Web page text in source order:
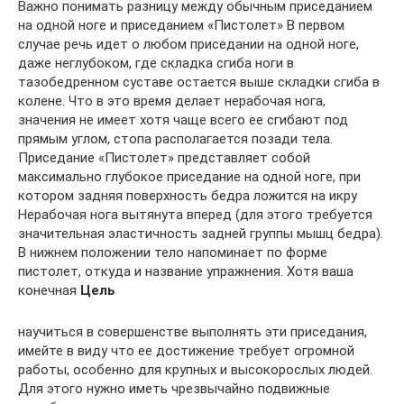
Важно понимать разницу между обычным приседанием
на одной ноге и приседанием «Пистолет» В первом
случае речь идет о любом приседании на одной ноге,
даже неглубоком, где складка сгиба ноги в
тазобедренном суставе остается выше складки сгиба в
колене. Что в это время делает нерабочая нога,
значения не имеет хотя чаще всего ее сгибают под
прямым углом, стопа располагается позади тела.
Приседание «Пистолет» представляет собой
максимально глубокое приседание на одной ноге, при
котором задняя поверхность бедра ложится на икру
Нерабочая нога вытянута вперед (для этого требуется
значительная эластичность задней группы мышц бедра).
В нижнем положении тело напоминает по форме
пистолет, откуда и название упражнения. Хотя ваша
конечная Цель
научиться в совершенстве выполнять эти приседания,
имейте в виду что ее достижение требует огромной
работы, особенно для крупных и высокорослых людей.
Для этого нужно иметь чрезвычайно подвижные